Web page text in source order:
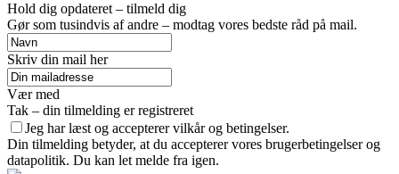
Hold dig opdateret – tilmeld dig
Gør som tusindvis af andre – modtag vores bedste råd på mail.
Skriv din mail her
Vær med
Tak – din tilmelding er registreret
Jeg har læst og accepterer vilkår og betingelser.
Din tilmelding betyder, at du accepterer vores brugerbetingelser og
datapolitik. Du kan let melde fra igen.